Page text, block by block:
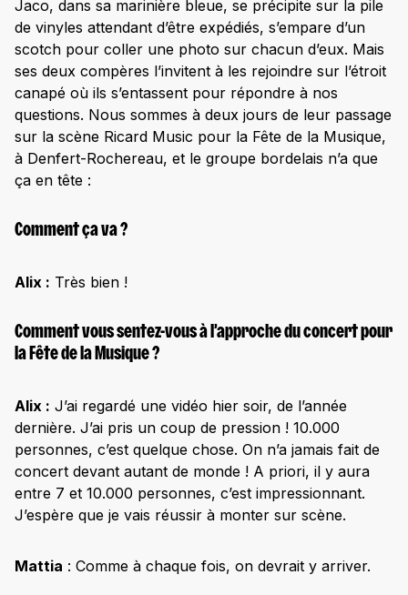
d’eux veut savoir : si vous étiez un animal, lequel
seriez-vous ?
Pourquoi ?
Quelqu’un demandait si les chimpanzés blonds
existent ? [Figure tirée de leur titre ‘Chimpanzé’]
Jaco, dans sa marinière bleue, se précipite sur la pile
de vinyles attendant d’être expédiés, s’empare d’un
scotch pour coller une photo sur chacun d’eux. Mais
ses deux compères l’invitent à les rejoindre sur l’étroit
canapé où ils s’entassent pour répondre à nos
questions. Nous sommes à deux jours de leur passage
sur la scène Ricard Music pour la Fête de la Musique,
à Denfert-Rochereau, et le groupe bordelais n’a que
ça en tête :
Comment ça va ?
Alix : Très bien !
Comment vous sentez-vous à l’approche du concert pour
la Fête de la Musique ?
Alix : J’ai regardé une vidéo hier soir, de l’année
dernière. J’ai pris un coup de pression ! 10.000
personnes, c’est quelque chose. On n’a jamais fait de
concert devant autant de monde ! A priori, il y aura
entre 7 et 10.000 personnes, c’est impressionnant.
J’espère que je vais réussir à monter sur scène.
Mattia : Comme à chaque fois, on devrait y arriver.